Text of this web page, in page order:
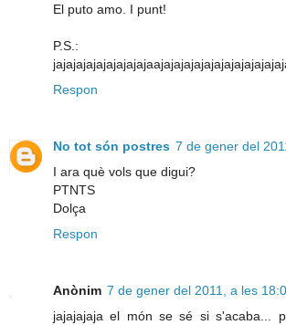
El puto amo. I punt!
P.S.:
Respon
No tot són postres 7 de gener del
I ara què vols que digui?
PTNTS
Dolça
Respon
Anònim 7 de gener del 2011, a les
jajajajaja el món se sé si s'acaba...